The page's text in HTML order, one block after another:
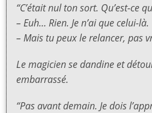
“C’était nul ton sort. Qu’est-ce
– Euh… Rien. Je n’ai que celui-là.
– Mais tu peux le relancer, pas
Le magicien se dandine et
embarrassé.
“Pas avant demain. Je dois